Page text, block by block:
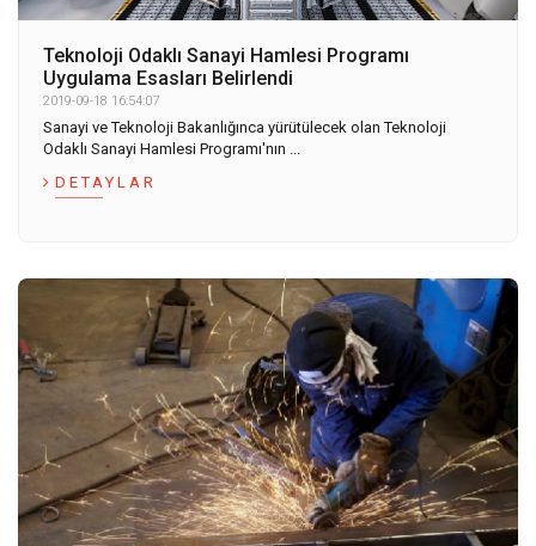
Teknoloji Odaklı Sanayi Hamlesi Programı
Uygulama Esasları Belirlendi
2019-09-18 16:54:07
Sanayi ve Teknoloji Bakanlığınca yürütülecek olan Teknoloji
Odaklı Sanayi Hamlesi Programı'nın ...
DETAYLAR